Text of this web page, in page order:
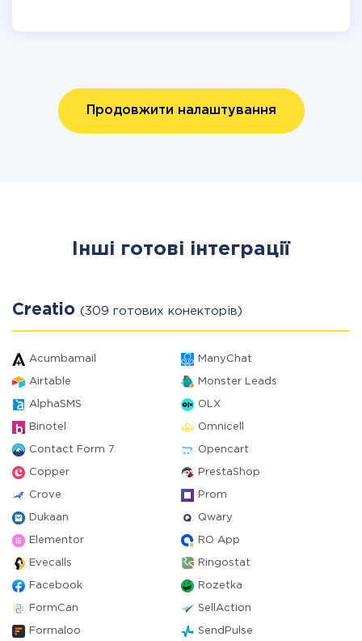
Продовжити налаштування
Інші готові інтеграції
Creatio (309 готових конекторів)
Acumbamail ManyChat
Airtable Monster Leads
AlphaSMS OLX
Binotel Omnicell
Contact Form 7 Opencart
Copper PrestaShop
Crove Prom
Dukaan Qwary
Elementor RO App
Evecalls Ringostat
Facebook Rozetka
FormCan SellAction
Formaloo SendPulse